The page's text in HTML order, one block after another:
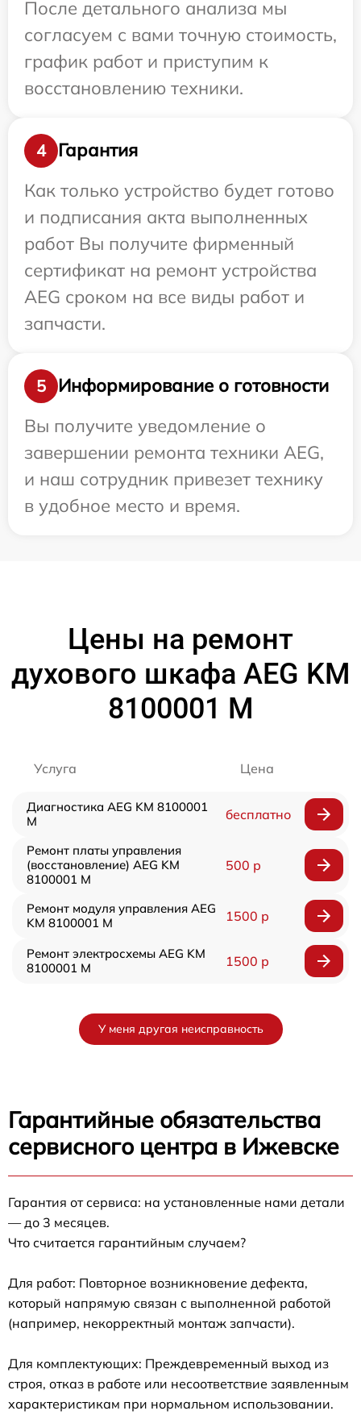
После детального анализа мы
согласуем с вами точную стоимость,
график работ и приступим к
восстановлению техники.
4
Гарантия
Как только устройство будет готово
и подписания акта выполненных
работ Вы получите фирменный
сертификат на ремонт устройства
AEG сроком на все виды работ и
запчасти.
5
Информирование о готовности
Вы получите уведомление о
завершении ремонта техники AEG,
и наш сотрудник привезет технику
в удобное место и время.
Цены на ремонт
духового шкафа AEG KM
8100001 M
Услуга Цена
Диагностика AEG KM 8100001
M
бесплатно
Ремонт платы управления
(восстановление) AEG KM
8100001 M
500 р
Ремонт модуля управления AEG
KM 8100001 M
1500 р
Ремонт электросхемы AEG KM
8100001 M
1500 р
У меня другая неисправность
Гарантийные обязательства
сервисного центра в Ижевске
Гарантия от сервиса: на установленные нами детали
— до 3 месяцев.
Что считается гарантийным случаем?
Для работ: Повторное возникновение дефекта,
который напрямую связан с выполненной работой
(например, некорректный монтаж запчасти).
Для комплектующих: Преждевременный выход из
строя, отказ в работе или несоответствие заявленным
характеристикам при нормальном использовании.